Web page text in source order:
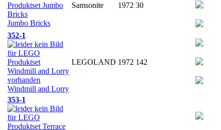
Jumbo Bricks
Samsonite 1972 30
352-1
Windmill and Lorry
LEGOLAND 1972 142
353-1